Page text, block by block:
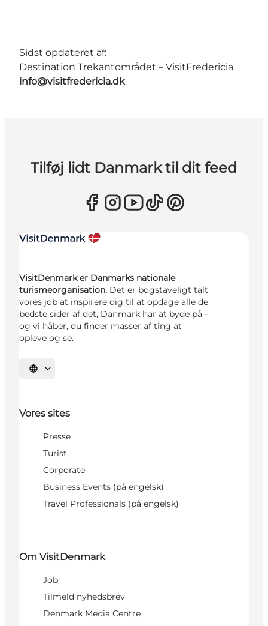
Sidst opdateret af:
Destination Trekantområdet – VisitFredericia
info@visitfredericia.dk
Tilføj lidt Danmark til dit feed
VisitDenmark er Danmarks nationale
turismeorganisation. Det er bogstaveligt talt
vores job at inspirere dig til at opdage alle de
bedste sider af det, Danmark har at byde på -
og vi håber, du finder masser af ting at
opleve og se.
Vælg sprog
Vores sites
Presse
Turist
Corporate
Business Events (på engelsk)
Travel Professionals (på engelsk)
Om VisitDenmark
Job
Tilmeld nyhedsbrev
Denmark Media Centre